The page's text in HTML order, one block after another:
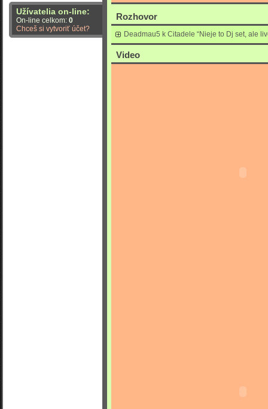
Užívatelia on-line:
On-line celkom: 0
Chceš si vytvoriť účet?
Rozhovor
Deadmau5 k Citadele “Nieje to Dj set, ale
Video